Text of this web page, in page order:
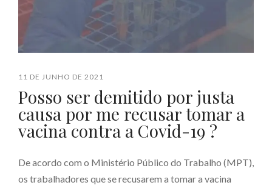
11 DE JUNHO DE 2021
Posso ser demitido por justa
causa por me recusar tomar a
vacina contra a Covid-19 ?
De acordo com o Ministério Público do Trabalho (MPT),
os trabalhadores que se recusarem a tomar a vacina